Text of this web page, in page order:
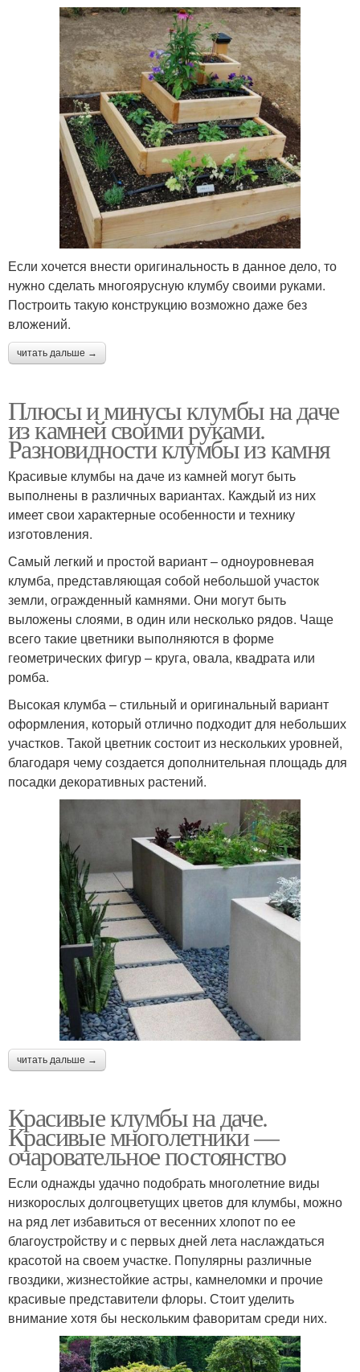
Если хочется внести оригинальность в данное дело, то
нужно сделать многоярусную клумбу своими руками.
Построить такую конструкцию возможно даже без
вложений.
читать дальше →
Плюсы и минусы клумбы на даче
из камней своими руками.
Разновидности клумбы из камня
Красивые клумбы на даче из камней могут быть
выполнены в различных вариантах. Каждый из них
имеет свои характерные особенности и технику
изготовления.
Самый легкий и простой вариант – одноуровневая
клумба, представляющая собой небольшой участок
земли, огражденный камнями. Они могут быть
выложены слоями, в один или несколько рядов. Чаще
всего такие цветники выполняются в форме
геометрических фигур – круга, овала, квадрата или
ромба.
Высокая клумба – стильный и оригинальный вариант
оформления, который отлично подходит для небольших
участков. Такой цветник состоит из нескольких уровней,
благодаря чему создается дополнительная площадь для
посадки декоративных растений.
читать дальше →
Красивые клумбы на даче.
Красивые многолетники —
очаровательное постоянство
Если однажды удачно подобрать многолетние виды
низкорослых долгоцветущих цветов для клумбы, можно
на ряд лет избавиться от весенних хлопот по ее
благоустройству и с первых дней лета наслаждаться
красотой на своем участке. Популярны различные
гвоздики, жизнестойкие астры, камнеломки и прочие
красивые представители флоры. Стоит уделить
внимание хотя бы нескольким фаворитам среди них.